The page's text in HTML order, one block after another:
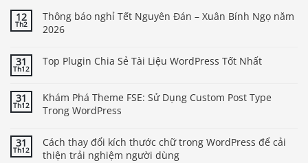
12
Th2
Thông báo nghỉ Tết Nguyên Đán – Xuân Bính Ngọ năm
2026
31
Th12
Top Plugin Chia Sẻ Tài Liệu WordPress Tốt Nhất
31
Th12
Khám Phá Theme FSE: Sử Dụng Custom Post Type
Trong WordPress
31
Th12
Cách thay đổi kích thước chữ trong WordPress để cải
thiện trải nghiệm người dùng